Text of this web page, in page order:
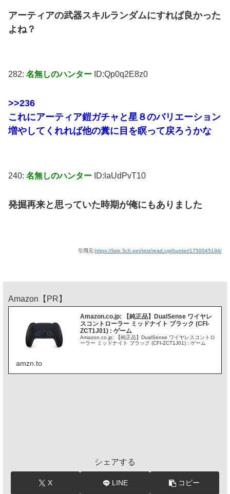
アーティアの武器スキルランダムにすれば良かった
よね？
282: 名無しのハンター ID:Qp0q2E8z0
>>236
これにアーティア鎧ガチャと星８のバリエーション
増やしてくれれば他の糞に目を瞑って戻ろうかな
240: 名無しのハンター ID:laUdPvT10
発掘再来と思っていた時期が俺にもありました
引用元:https://fate.5ch.net/test/read.cgi/hunter/1750045194/
Amazon【PR】
Amazon.co.jp: 【純正品】DualSense ワイヤレ
スコントローラー ミッドナイト ブラック (CFI-
ZCT1J01) : ゲーム
Amazon.co.jp: 【純正品】DualSense ワイヤレスコントロ
ーラー ミッドナイト ブラック (CFI-ZCT1J01) : ゲーム
amzn.to
シェアする
X LINE コピー